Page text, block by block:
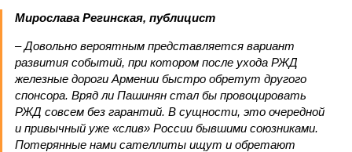
Мирослава Регинская, публицист
– Довольно вероятным представляется вариант
развития событий, при котором после ухода РЖД
железные дороги Армении быстро обретут другого
спонсора. Вряд ли Пашинян стал бы провоцировать
РЖД совсем без гарантий. В сущности, это очередной
и привычный уже «слив» России бывшими союзниками.
Потерянные нами сателлиты ищут и обретают